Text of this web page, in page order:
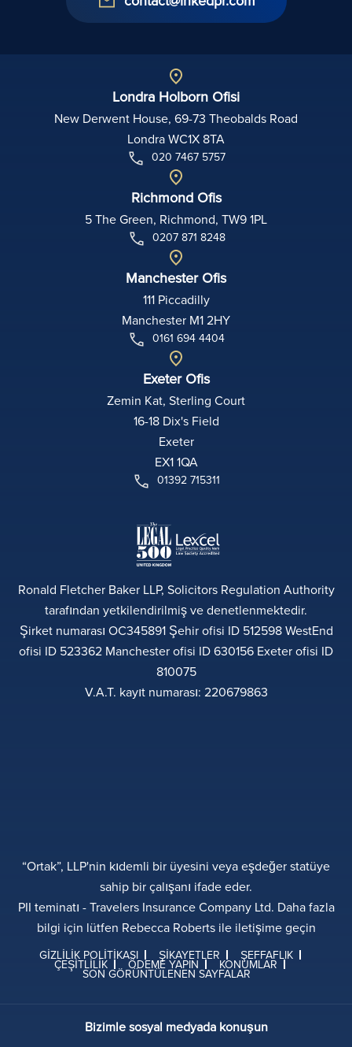
Londra Holborn Ofisi
New Derwent House, 69-73 Theobalds Road
Londra WC1X 8TA
020 7467 5757
Richmond Ofis
5 The Green, Richmond, TW9 1PL
0207 871 8248
Manchester Ofis
111 Piccadilly
Manchester M1 2HY
0161 694 4404
Exeter Ofis
Zemin Kat, Sterling Court
16-18 Dix's Field
Exeter
EX1 1QA
01392 715311
Ronald Fletcher Baker LLP, Solicitors Regulation Authority
tarafından yetkilendirilmiş ve denetlenmektedir.
Şirket numarası OC345891 Şehir ofisi ID 512598 WestEnd
ofisi ID 523362 Manchester ofisi ID 630156 Exeter ofisi ID
810075
V.A.T. kayıt numarası: 220679863
“Ortak”, LLP'nin kıdemli bir üyesini veya eşdeğer statüye
sahip bir çalışanı ifade eder.
PII teminatı - Travelers Insurance Company Ltd. Daha fazla
bilgi için lütfen Rebecca Roberts ile iletişime geçin
GIZLILIK POLITIKASI ŞIKAYETLER ŞEFFAFLIK
ÇEŞITLILIK ÖDEME YAPIN KONUMLAR
SON GÖRÜNTÜLENEN SAYFALAR
Bizimle sosyal medyada konuşun